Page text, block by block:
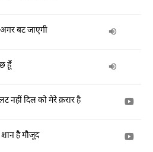
अगर बट जाएगी
हूँ
नहीं दिल को मेरे क़रार है
है मौजूद